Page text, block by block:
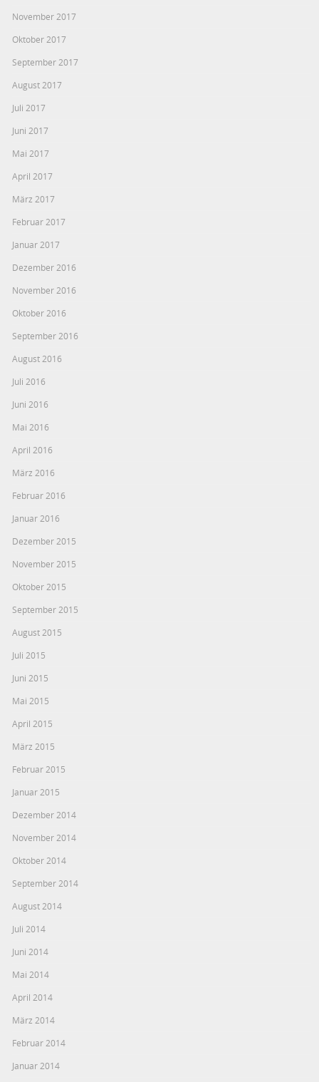
November 2017
Oktober 2017
September 2017
August 2017
Juli 2017
Juni 2017
Mai 2017
April 2017
März 2017
Februar 2017
Januar 2017
Dezember 2016
November 2016
Oktober 2016
September 2016
August 2016
Juli 2016
Juni 2016
Mai 2016
April 2016
März 2016
Februar 2016
Januar 2016
Dezember 2015
November 2015
Oktober 2015
September 2015
August 2015
Juli 2015
Juni 2015
Mai 2015
April 2015
März 2015
Februar 2015
Januar 2015
Dezember 2014
November 2014
Oktober 2014
September 2014
August 2014
Juli 2014
Juni 2014
Mai 2014
April 2014
März 2014
Februar 2014
Januar 2014